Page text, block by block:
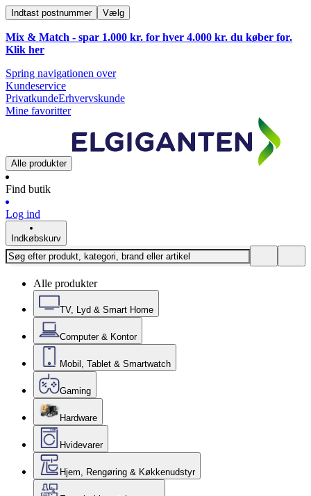
Indtast postnummer Vælg
Mix & Match - spar 1.000 kr. for hver 4.000 kr. du køber for.
Klik her
Spring navigationen over
Kundeservice
PrivatkundeErhvervskunde
Mine favoritter
Alle produkter
Find butik
Log ind
Indkøbskurv
Alle produkter
TV, Lyd & Smart Home
Computer & Kontor
Mobil, Tablet & Smartwatch
Gaming
Hardware
Hvidevarer
Hjem, Rengøring & Køkkenudstyr